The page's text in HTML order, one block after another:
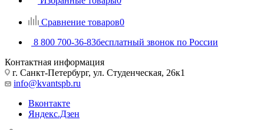
Сравнение товаров0
8 800 700-36-83бесплатный звонок по России
Контактная информация
г. Санкт-Петербург, ул. Студенческая, 26к1
info@kvantspb.ru
Вконтакте
Яндекс.Дзен